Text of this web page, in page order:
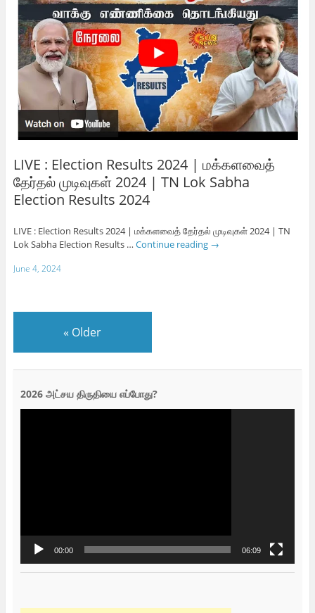
LIVE : Election Results 2024 | மக்களவைத்
தேர்தல் முடிவுகள் 2024 | TN Lok Sabha
Election Results 2024
LIVE : Election Results 2024 | மக்களவைத் தேர்தல் முடிவுகள் 2024 | TN
Lok Sabha Election Results … Continue reading →
June 4, 2024
« Older
2026 அட்சய திருதியை எப்போது?
00:00 06:09